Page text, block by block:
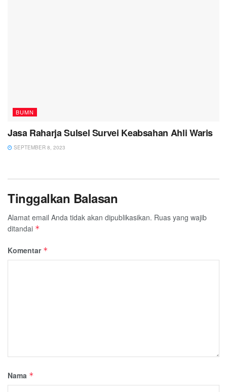
BUMN
Jasa Raharja Sulsel Survei Keabsahan Ahli Waris
SEPTEMBER 8, 2023
Tinggalkan Balasan
Alamat email Anda tidak akan dipublikasikan. Ruas yang wajib
ditandai *
Komentar *
Nama *